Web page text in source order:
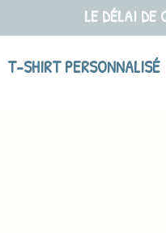
LE DÉLAI DE
T-SHIRT PERSONNALISÉ